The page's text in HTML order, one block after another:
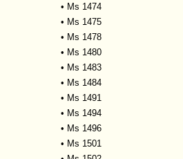
• Ms 1474
• Ms 1475
• Ms 1478
• Ms 1480
• Ms 1483
• Ms 1484
• Ms 1491
• Ms 1494
• Ms 1496
• Ms 1501